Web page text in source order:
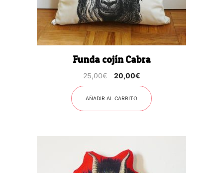
Funda cojín Cabra
25,00€
El
precio
original
20,00€El
precio
actual
es:
AÑADIR AL CARRITO